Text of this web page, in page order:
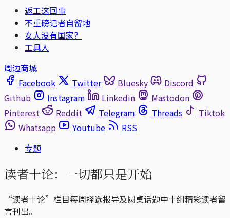
返工这回事
不重磅记者自留地
女人没有国家？
工具人
周边商城
Facebook
Twitter Bluesky
Discord
Github
Instagram Linkedin
Mastodon
Pinterest
Reddit Telegram Threads
Tiktok
Whatsapp
Youtube
RSS
专题
读者十论：一切都只是开始
“读者十论”栏目每周择选报导及圆桌话题中十组精彩读者留
言刊出。